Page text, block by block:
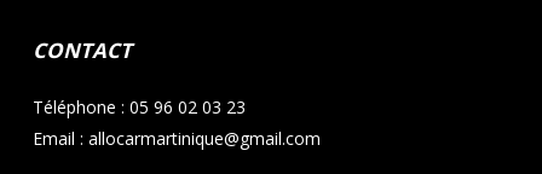
CONTACT
Téléphone : 05 96 02 03 23
Email : allocarmartinique@gmail.com